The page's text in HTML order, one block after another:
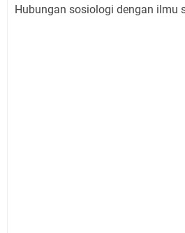
Hubungan sosiologi dengan ilmu